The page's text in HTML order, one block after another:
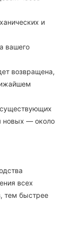
и
вашего
возвращена,
существующих
новых — около
всех
тем быстрее